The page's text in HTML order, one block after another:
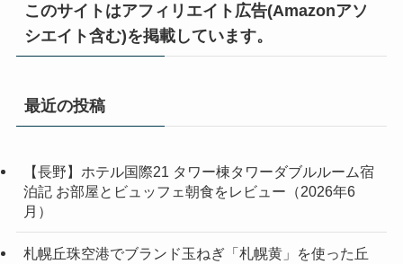
このサイトはアフィリエイト広告(Amazonアソ
シエイト含む)を掲載しています。
最近の投稿
【長野】ホテル国際21 タワー棟タワーダブルルーム宿
泊記 お部屋とビュッフェ朝食をレビュー（2026年6
月）
札幌丘珠空港でブランド玉ねぎ「札幌黄」を使った丘